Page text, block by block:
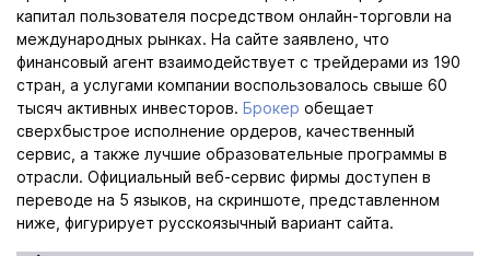
капитал пользователя посредством онлайн-торговли на
международных рынках. На сайте заявлено, что
финансовый агент взаимодействует с трейдерами из 190
стран, а услугами компании воспользовалось свыше 60
тысяч активных инвесторов. Брокер обещает
сверхбыстрое исполнение ордеров, качественный
сервис, а также лучшие образовательные программы в
отрасли. Официальный веб-сервис фирмы доступен в
переводе на 5 языков, на скриншоте, представленном
ниже, фигурирует русскоязычный вариант сайта.